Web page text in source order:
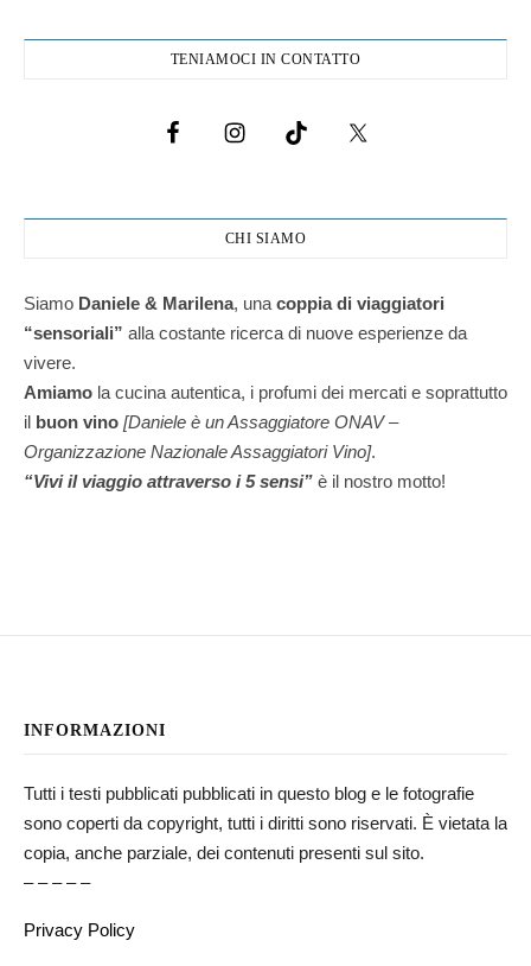
TENIAMOCI IN CONTATTO
CHI SIAMO
Siamo Daniele & Marilena, una coppia di viaggiatori
“sensoriali” alla costante ricerca di nuove esperienze da
vivere.
Amiamo la cucina autentica, i profumi dei mercati e soprattutto
il buon vino [Daniele è un Assaggiatore ONAV –
Organizzazione Nazionale Assaggiatori Vino].
“Vivi il viaggio attraverso i 5 sensi” è il nostro motto!
INFORMAZIONI
Tutti i testi pubblicati pubblicati in questo blog e le fotografie
sono coperti da copyright, tutti i diritti sono riservati. È vietata la
copia, anche parziale, dei contenuti presenti sul sito.
– – – – –
Privacy Policy